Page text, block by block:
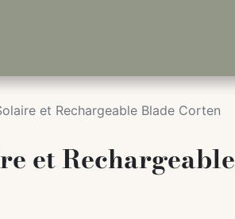
et Rechargeable Blade Corten
et Rechargeable